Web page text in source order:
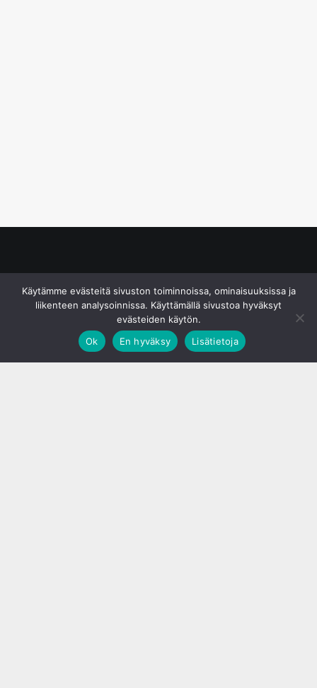
Käytämme evästeitä sivuston toiminnoissa, ominaisuuksissa ja
liikenteen analysoinnissa. Käyttämällä sivustoa hyväksyt
evästeiden käytön.
Ok
En hyväksy Lisätietoja